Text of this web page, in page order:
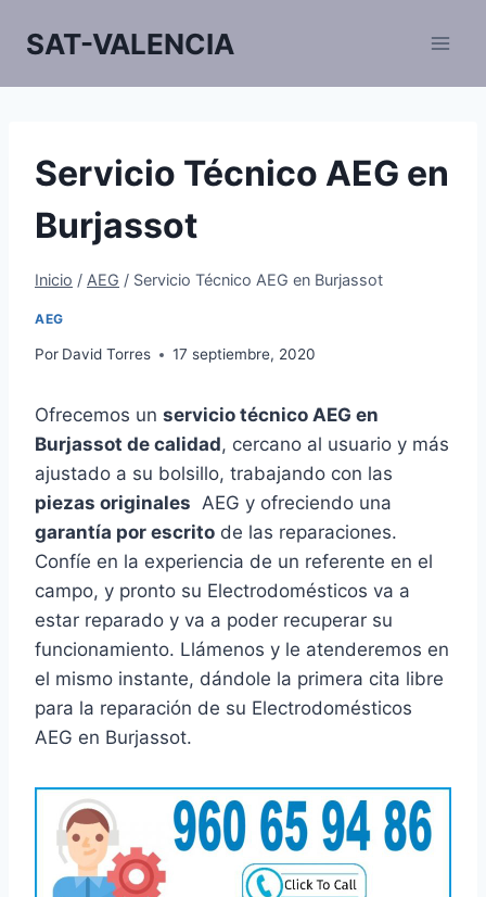
SAT-VALENCIA
Servicio Técnico AEG en
Burjassot
Inicio / AEG / Servicio Técnico AEG en Burjassot
AEG
Por David Torres 17 septiembre, 2020
Ofrecemos un servicio técnico AEG en
Burjassot de calidad, cercano al usuario y más
ajustado a su bolsillo, trabajando con las
piezas originales AEG y ofreciendo una
garantía por escrito de las reparaciones.
Confíe en la experiencia de un referente en el
campo, y pronto su Electrodomésticos va a
estar reparado y va a poder recuperar su
funcionamiento. Llámenos y le atenderemos en
el mismo instante, dándole la primera cita libre
para la reparación de su Electrodomésticos
AEG en Burjassot.